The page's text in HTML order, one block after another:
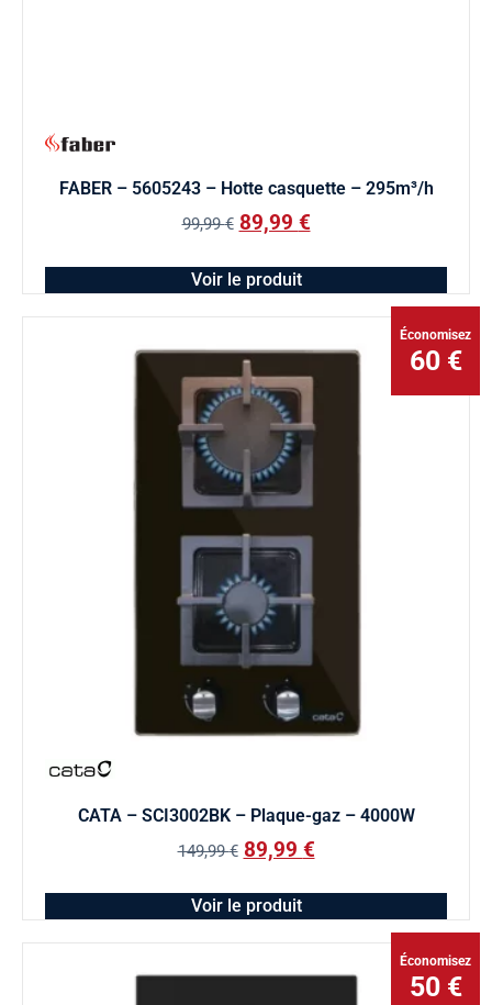
FABER – 5605243 – Hotte casquette – 295m³/h
99,99€ 89,99 €
Voir le produit
Économisez
60 €
CATA – SCI3002BK – Plaque-gaz – 4000W
149,99€ 89,99 €
Voir le produit
Économisez
50 €